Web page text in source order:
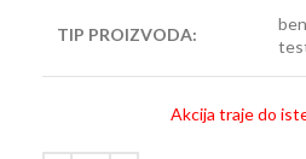
TIP PROIZVODA:
Akcija traje do